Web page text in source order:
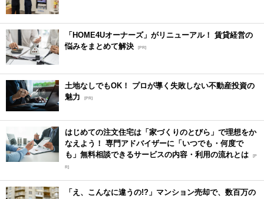
「HOME4Uオーナーズ」がリニューアル！ 賃貸経営の
悩みをまとめて解決 [PR]
土地なしでもOK！ プロが導く失敗しない不動産投資の
魅力
[PR]
はじめての注文住宅は「家づくりのとびら」で理想をか
なえよう！ 専門アドバイザーに「いつでも・何度で
も」無料相談できるサービスの内容・利用の流れとは [P
R]
「え、こんなに違うの!?」マンション売却で、数百万の